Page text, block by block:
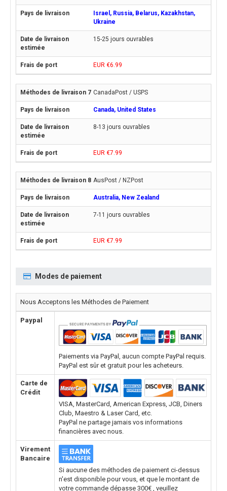
Israel, Russia, Belarus, Kazakhstan,
Ukraine
15-25 jours ouvrables
EUR €6.99
CanadaPost / USPS
Canada, United States
8-13 jours ouvrables
EUR €7.99
AusPost / NZPost
Australia, New Zealand
7-11 jours ouvrables
EUR €7.99
Modes de paiement
Nous Acceptons les Méthodes de Paiement
Paypal
Paiements via PayPal, aucun compte PayPal requis.
PayPal est sûr et gratuit pour les acheteurs.
Carte de
Crédit
VISA, MasterCard, American Express, JCB, Diners
Club, Maestro & Laser Card, etc.
PayPal ne partage jamais vos informations
financières avec nous.
Virement
Bancaire
Si aucune des méthodes de paiement ci-dessus
n'est disponible pour vous, et que le montant de
votre commande dépasse 300€ , veuillez